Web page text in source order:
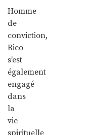
Homme
de
conviction,
Rico
s’est
également
engagé
dans
la
vie
spirituelle